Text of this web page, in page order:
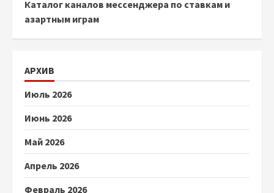
Каталог каналов мессенджера по ставкам и
азартным играм
АРХИВ
Июль 2026
Июнь 2026
Май 2026
Апрель 2026
Февраль 2026